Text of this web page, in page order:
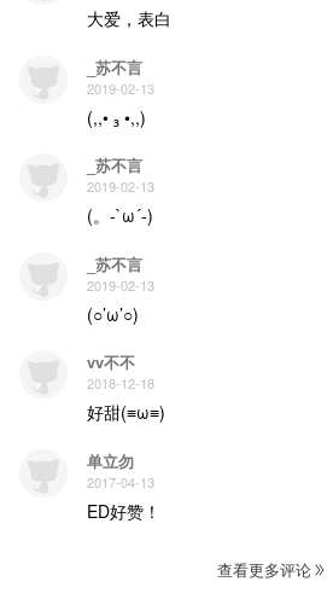
大爱，表白
_苏不言
2019-02-13
(,,• ₃ •,,)
_苏不言
2019-02-13
(。-`ω´-)
_苏不言
2019-02-13
(○’ω’○)
vv不不
2018-12-18
好甜(≡ω≡)
单立勿
2017-04-13
ED好赞！
查看更多评论